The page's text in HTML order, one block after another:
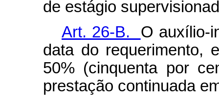
de estágio
Art. 26-B. O auxílio-
data do requerimento,
50% (cinquenta por
prestação continuada